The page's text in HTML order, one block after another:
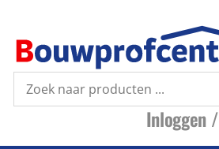
Inloggen /